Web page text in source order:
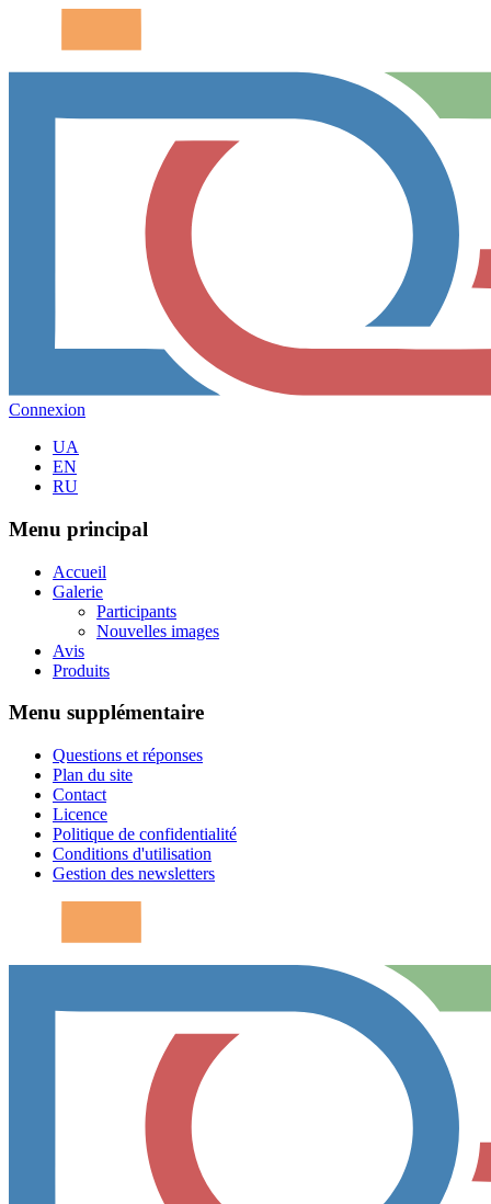
Connexion
UA
EN
RU
Menu principal
Accueil
Galerie
Participants
Nouvelles images
Avis
Produits
Menu supplémentaire
Questions et réponses
Plan du site
Contact
Licence
Politique de confidentialité
Conditions d'utilisation
Gestion des newsletters